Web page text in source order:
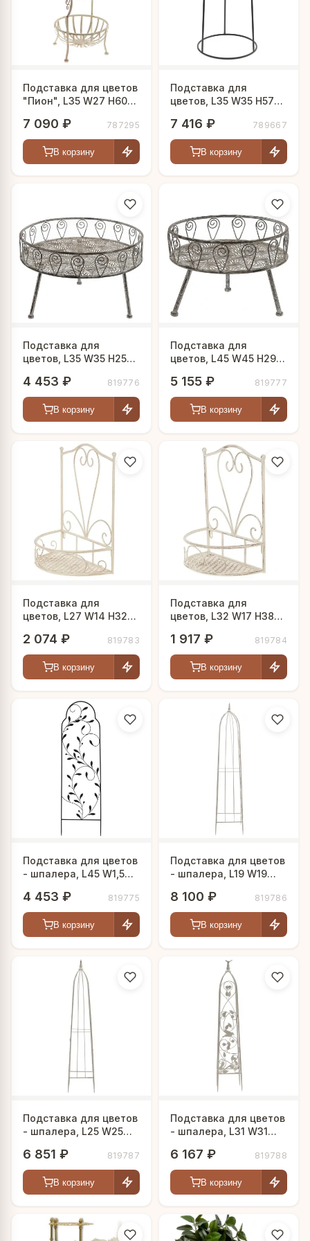
Подставка для цветов
"Пион", L35 W27 H60
7 090 ₽ 787295
В корзину
Подставка для
цветов, L35 W35 H57
7 416 ₽ 789667
В корзину
Подставка для
цветов, L35 W35 H25
4 453 ₽ 819776
В корзину
Подставка для
цветов, L45 W45 H29
5 155 ₽ 819777
В корзину
Подставка для
цветов, L27 W14 H32
2 074 ₽ 819783
В корзину
Подставка для
цветов, L32 W17 H38
1 917 ₽ 819784
В корзину
Подставка для цветов
- шпалера, L45 W1,5
4 453 ₽ 819775
В корзину
Подставка для цветов
- шпалера, L19 W19
8 100 ₽ 819786
В корзину
Подставка для цветов
- шпалера, L25 W25
6 851 ₽ 819787
В корзину
Подставка для цветов
- шпалера, L31 W31
6 167 ₽ 819788
В корзину